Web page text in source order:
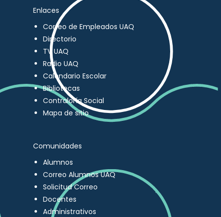
Enlaces
Correo de Empleados UAQ
Directorio
TV UAQ
Radio UAQ
Calendario Escolar
Bibliotecas
Contraloría Social
Mapa de sitio
Comunidades
Alumnos
Correo Alumnos UAQ
Solicitud Correo
Docentes
Administrativos